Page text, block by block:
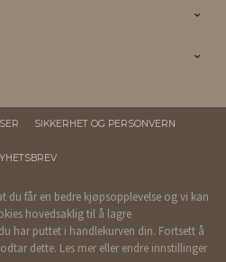
SIKKERHET OG PERSONVERN
du får en bedre kjøpsopplevelse og vi kan
hovedsaklig til å lagre
har puttet i handlekurven din. Fortsett å
dette. Les mer eller endre innstillinger